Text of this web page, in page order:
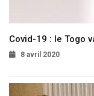
Covid-19 : le Togo
8 avril 2020